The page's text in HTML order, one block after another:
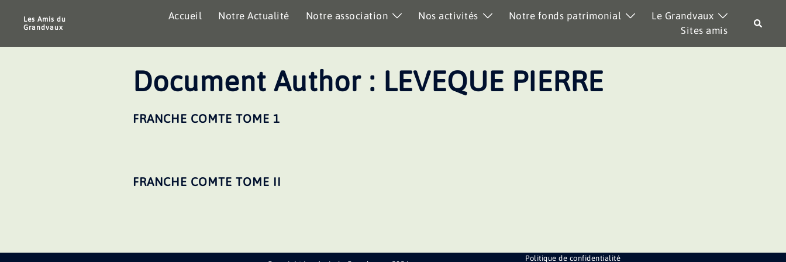
Les Amis du
Grandvaux
Accueil Notre Actualité Notre association Nos activités Notre fonds patrimonial
Le Grandvaux
Sites amis
Document Author : LEVEQUE PIERRE
FRANCHE COMTE TOME 1
FRANCHE COMTE TOME II
Politique de confidentialité